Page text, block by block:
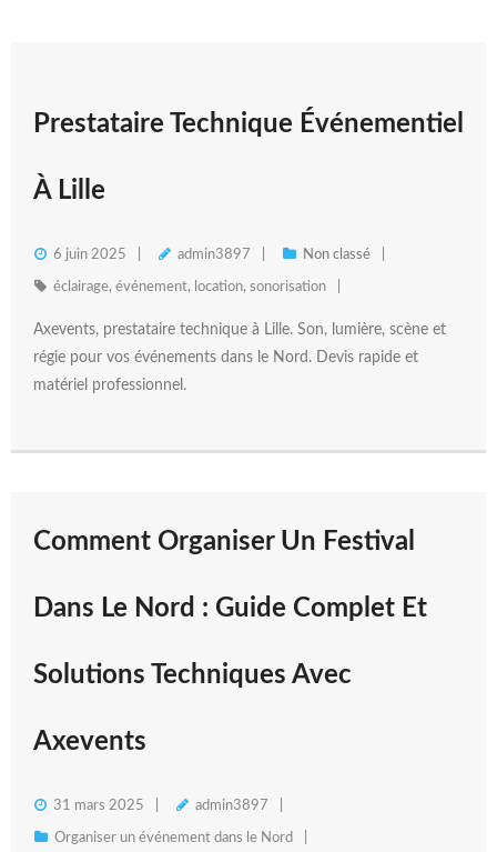
Prestataire Technique Événementiel
À Lille
6 juin 2025 admin3897 Non classé
éclairage, événement, location, sonorisation
Axevents, prestataire technique à Lille. Son, lumière, scène et
régie pour vos événements dans le Nord. Devis rapide et
matériel professionnel.
Comment Organiser Un Festival
Dans Le Nord : Guide Complet Et
Solutions Techniques Avec
Axevents
31 mars 2025 admin3897
Organiser un événement dans le Nord